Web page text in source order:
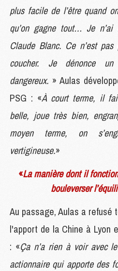
plus facile de l’être quand
qu’on gagne tout… Je
Claude Blanc. Ce n’est
coucher. Je dénonce
dangereux. » Aulas
PSG : «À court terme, il
belle, joue très bien,
moyen terme, on
vertigineuse.»
«La manière dont il
bouleverser
Au passage, Aulas a refusé
l'apport de la Chine à Lyon
: «Ça n’a rien à voir avec
actionnaire qui apporte des